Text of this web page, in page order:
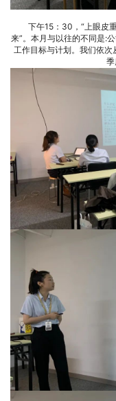
下午15：30，“上眼皮
来”。本月与以往的不同是:
工作目标与计划。我们依